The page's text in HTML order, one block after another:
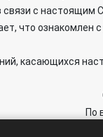
с
что ознакомлен
касающихся
По